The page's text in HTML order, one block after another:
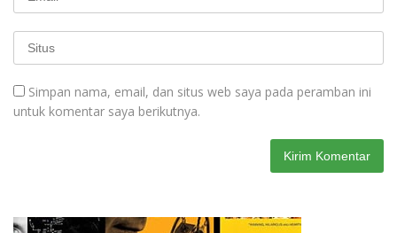
Simpan nama, email, dan situs web saya pada peramban ini
untuk komentar saya berikutnya.